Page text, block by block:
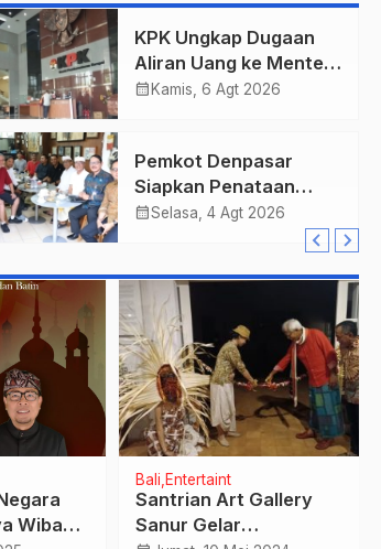
KPK Ungkap Dugaan
Aliran Uang ke Menteri
Kehutanan, Diduga
Kuansing
calendar_month Kamis, 6 Agt 2026
Pemkot Denpasar
Siapkan Penataan
Wajah Pusat Kota,
Gajah Mada Jadi Salah
Prioritas
calendar_monthSelasa, 4 Agt 2026
Bali Entertaint
Santrian Art Gallery
Sanur Gelar